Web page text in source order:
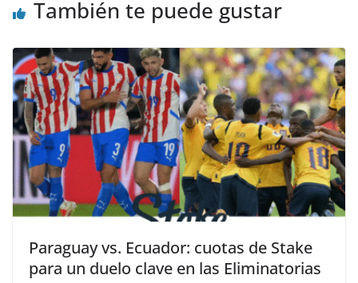
También te puede gustar
Paraguay vs. Ecuador: cuotas de Stake
para un duelo clave en las Eliminatorias